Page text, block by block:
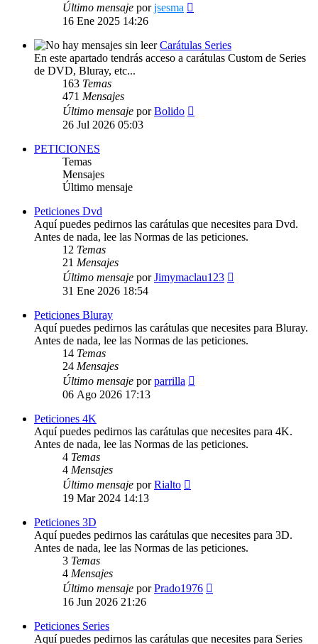
Último mensaje porjsesma
16 Ene 2025 14:26
Carátulas Series
En este apartado tendrás acceso a carátulas Custom de Series
de DVD, Bluray, etc...
163 Temas
471 Mensajes
Último mensaje porBolido
26 Jul 2026 05:03
PETICIONES
Temas
Mensajes
Último mensaje
Peticiones Dvd
Aquí puedes pedirnos las carátulas que necesites para Dvd.
Antes de nada, lee las Normas de las peticiones.
12 Temas
21 Mensajes
Último mensaje porJimymaclau123
31 Ene 2026 18:54
Peticiones Bluray
Aquí puedes pedirnos las carátulas que necesites para Bluray.
Antes de nada, lee las Normas de las peticiones.
14 Temas
24 Mensajes
Último mensaje porparrilla
06 Ago 2026 17:13
Peticiones 4K
Aquí puedes pedirnos las carátulas que necesites para 4K.
Antes de nada, lee las Normas de las peticiones.
4 Temas
4 Mensajes
Último mensaje porRialto
19 Mar 2024 14:13
Peticiones 3D
Aquí puedes pedirnos las carátulas que necesites para 3D.
Antes de nada, lee las Normas de las peticiones.
3 Temas
4 Mensajes
Último mensaje porPrado1976
16 Jun 2026 21:26
Peticiones Series
Aquí puedes pedirnos las carátulas que necesites para Series